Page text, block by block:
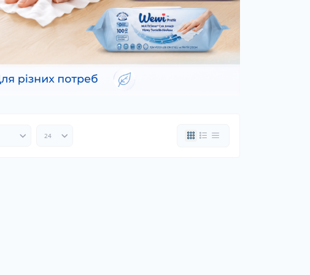
Герметики шин
Пуско-зарядні пристрої